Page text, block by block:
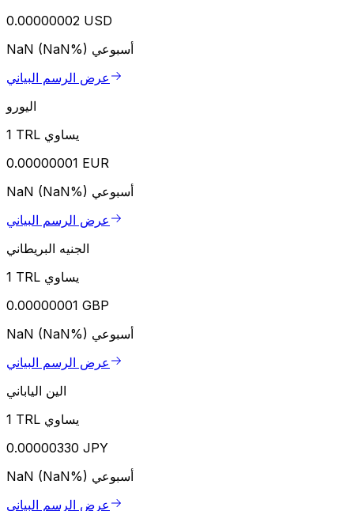
0.00000002 USD
NaN (NaN%) أسبوعي
عرض الرسم البياني
اليورو
1 TRL يساوي
0.00000001 EUR
NaN (NaN%) أسبوعي
عرض الرسم البياني
الجنيه البريطاني
1 TRL يساوي
0.00000001 GBP
NaN (NaN%) أسبوعي
عرض الرسم البياني
الين الياباني
1 TRL يساوي
0.00000330 JPY
NaN (NaN%) أسبوعي
عرض الرسم البياني